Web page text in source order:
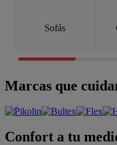
Sofás
Marcas que
Confort a tu